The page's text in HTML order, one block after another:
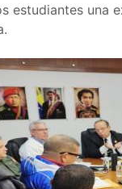
estudiantes una